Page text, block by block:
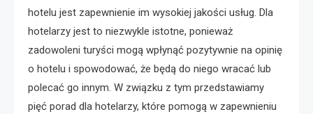
hotelu jest zapewnienie im wysokiej jakości usług. Dla
hotelarzy jest to niezwykle istotne, ponieważ
zadowoleni turyści mogą wpłynąć pozytywnie na opinię
o hotelu i spowodować, że będą do niego wracać lub
polecać go innym. W związku z tym przedstawiamy
pięć porad dla hotelarzy, które pomogą w zapewnieniu